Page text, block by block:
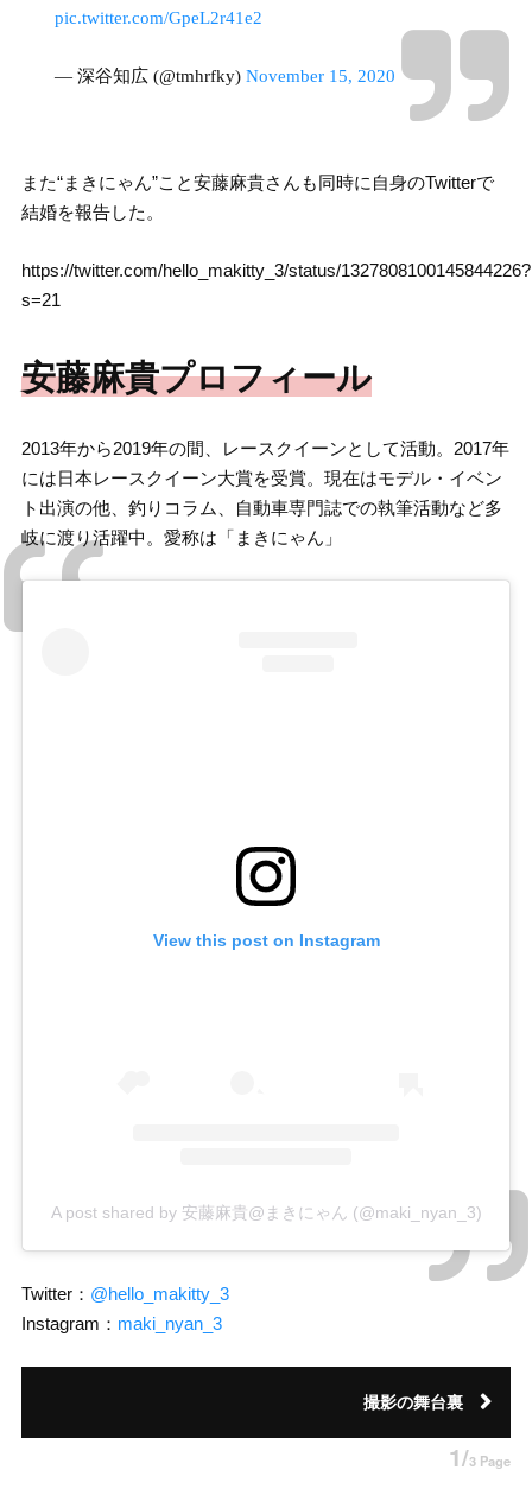
pic.twitter.com/GpeL2r41e2
— 深谷知広 (@tmhrfky) November 15, 2020
また“まきにゃん”こと安藤麻貴さんも同時に自身のTwitterで
結婚を報告した。
https://twitter.com/hello_makitty_3/status/1327808100145844226?
s=21
安藤麻貴プロフィール
2013年から2019年の間、レースクイーンとして活動。2017年
には日本レースクイーン大賞を受賞。現在はモデル・イベン
ト出演の他、釣りコラム、自動車専門誌での執筆活動など多
岐に渡り活躍中。愛称は「まきにゃん」
View this post on Instagram
A post shared by 安藤麻貴@まきにゃん (@maki_nyan_3)
Twitter： @hello_makitty_3
Instagram： maki_nyan_3
撮影の舞台裏
1/3 Page